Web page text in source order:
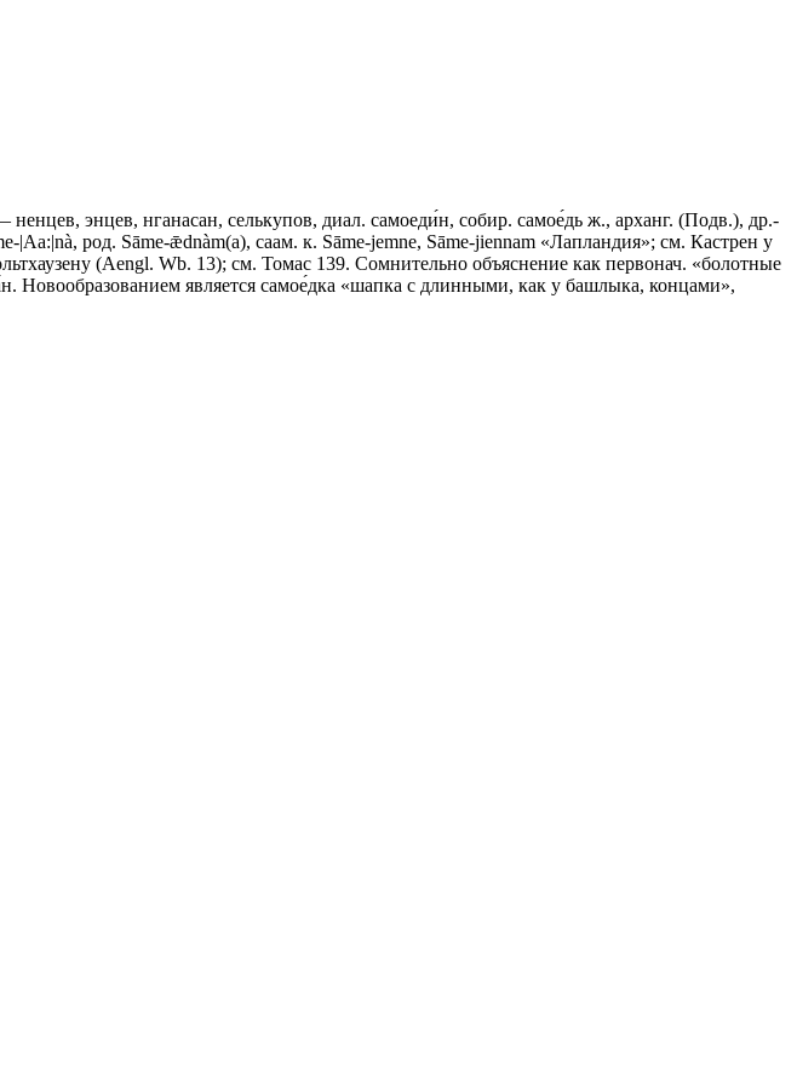
энцев, нганасан, селькупов, диал. самоеди́н, собир. самое́дь ж., арханг. (Подв.), др.-
род. Sāme-ǣdnàm(a), саам. к. Sāme-jemne, Sāme-jiennam «Лапландия»; см. Кастрен у
(Aengl. Wb. 13); см. Томас 139. Сомнительно объяснение как первонач. «болотные
является самое́дка «шапка с длинными, как у башлыка, концами»,